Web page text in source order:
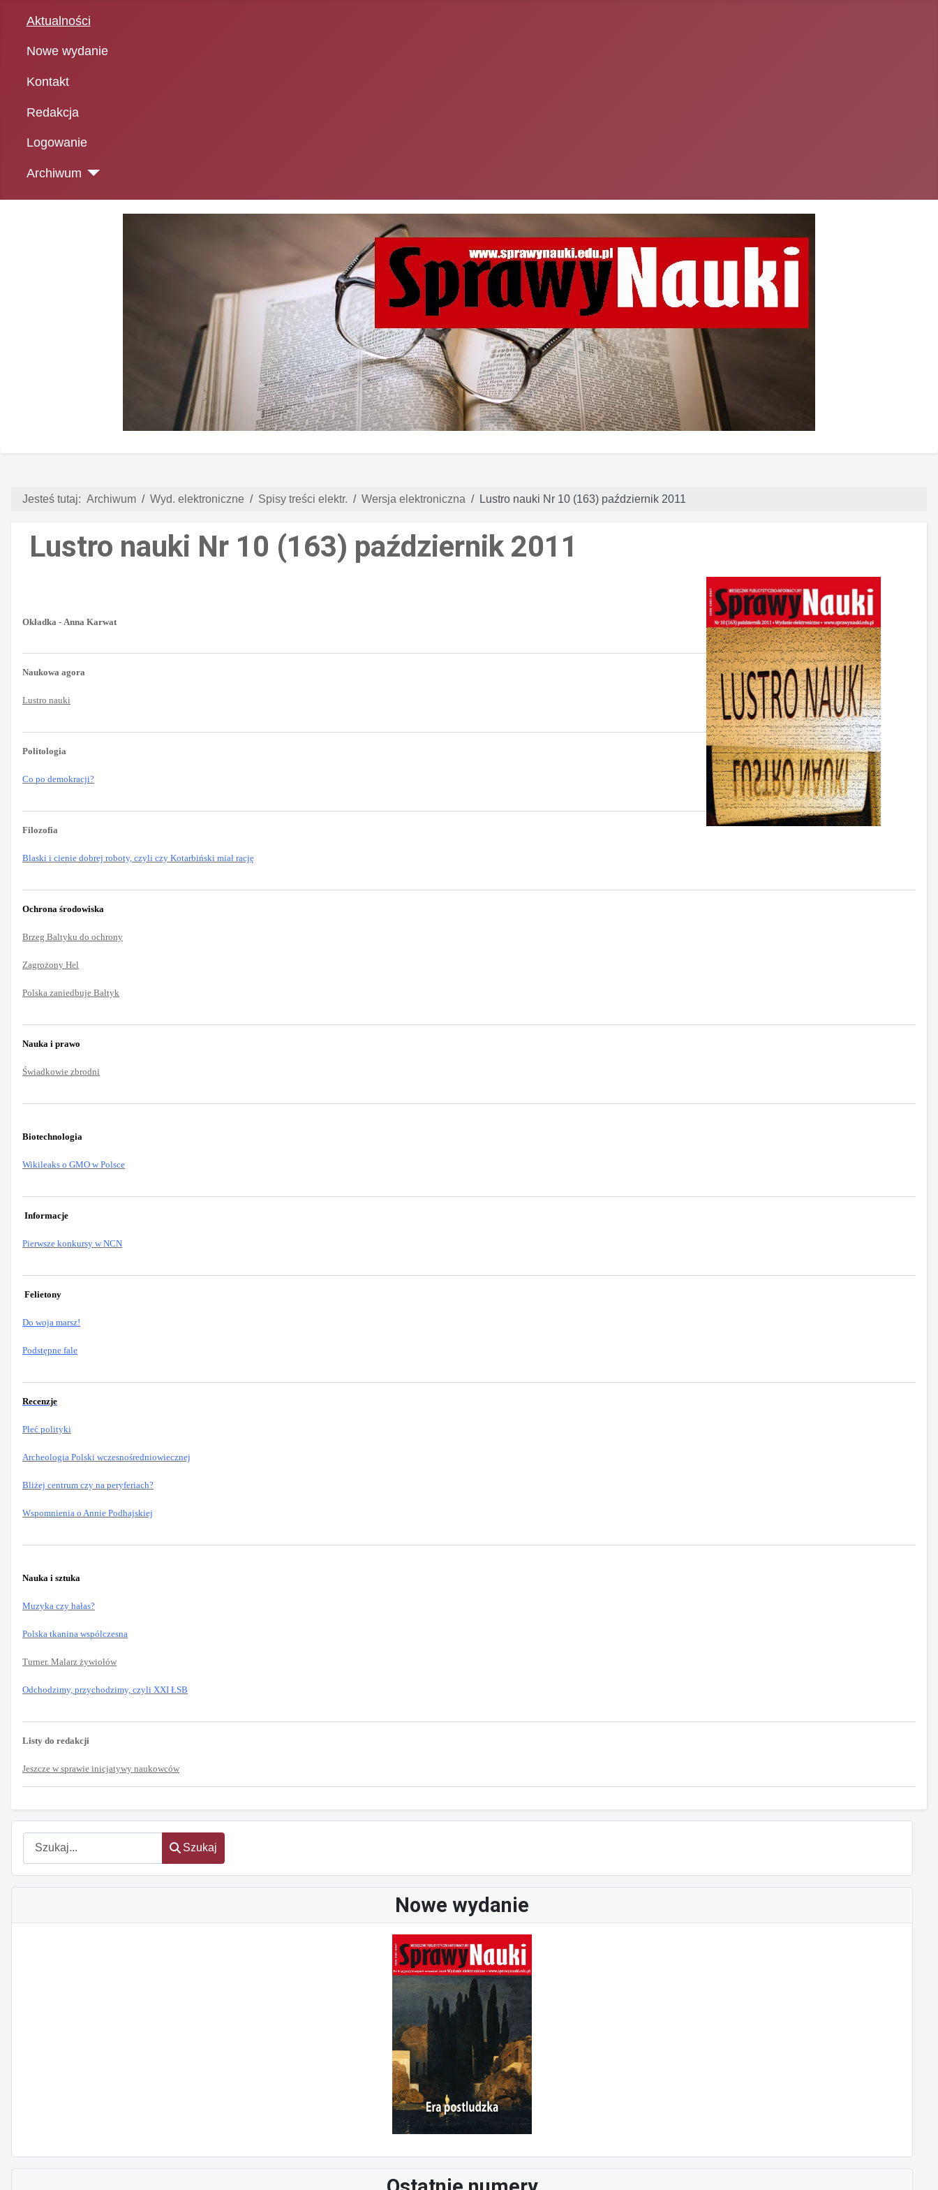
Aktualności
Nowe wydanie
Kontakt
Redakcja
Logowanie
Archiwum
Szukaj
Szukaj
Nowe wydanie
Jesteś tutaj: Archiwum Wyd. elektroniczne Spisy treści elektr. Wersja elektroniczna Lustro nauki Nr 10 (163) październik 2011
Lustro nauki Nr 10 (163) październik 2011
Okładka - Anna Karwat
Naukowa agora
Lustro nauki
Politologia
Co po demokracji?
Filozofia
Blaski i cienie dobrej roboty, czyli czy Kotarbiński miał rację
Ochrona środowiska
Brzeg Baltyku do ochrony
Zagrożony Hel
Polska zaniedbuje Bałtyk
Nauka i prawo
Świadkowie zbrodni
Biotechnologia
Wikileaks o GMO w Polsce
Informacje
Pierwsze konkursy w NCN
Felietony
Do woja marsz!
Podstępne fale
Recenzje
Płeć polityki
Archeologia Polski wczesnośredniowiecznej
Bliżej centrum czy na peryferiach?
Wspomnienia o Annie Podhajskiej
Nauka i sztuka
Muzyka czy hałas?
Polska tkanina wspólczesna
Turner. Malarz żywiołów
Odchodzimy, przychodzimy, czyli XXI ŁSB
Listy do redakcji
Jeszcze w sprawie inicjatywy naukowców